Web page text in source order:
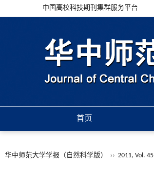
中国高校科技期刊集群服务平台
首页
华中师范大学学报（自然科学版） ›› 2011, Vol. 45